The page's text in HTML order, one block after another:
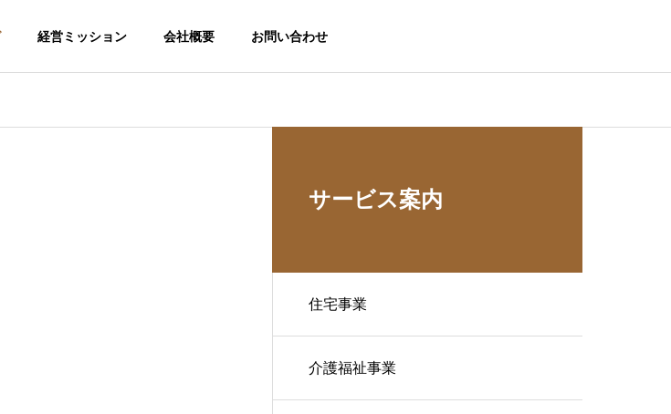
経営ミッション 会社概要 お問い合わせ
サービス案内
住宅事業
介護福祉事業